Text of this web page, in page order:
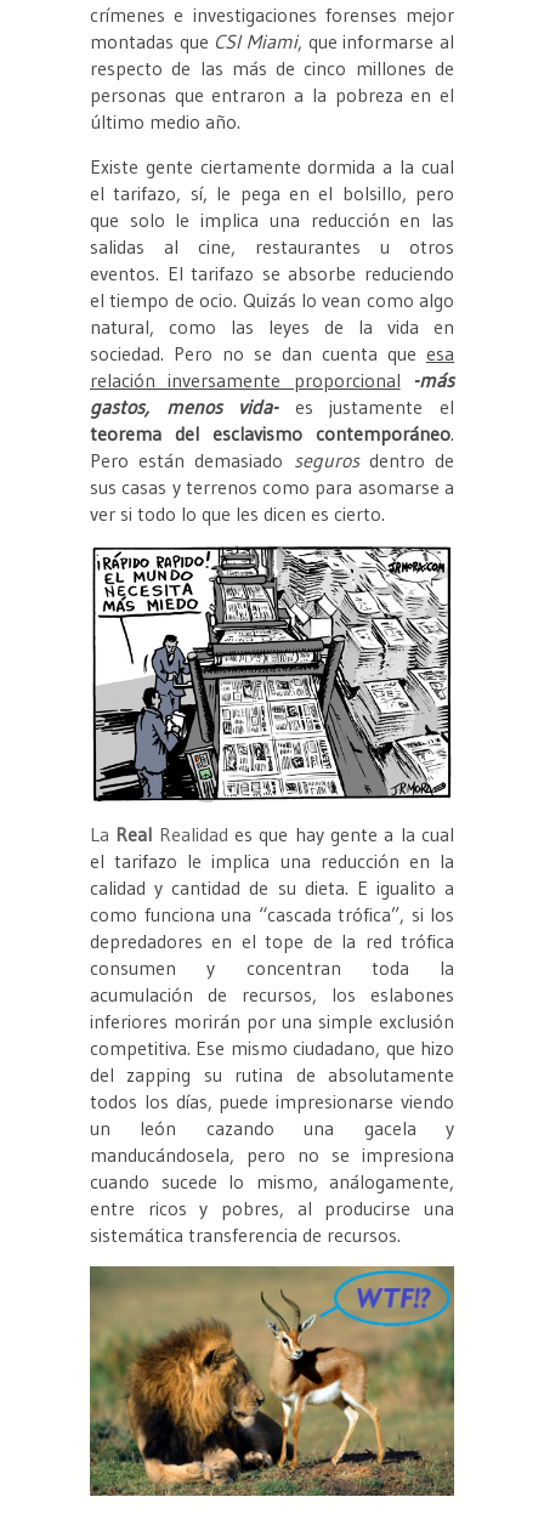
crímenes e investigaciones forenses mejor
montadas que CSI Miami, que informarse al
respecto de las más de cinco millones de
personas que entraron a la pobreza en el
último medio año.
Existe gente ciertamente dormida a la cual
el tarifazo, sí, le pega en el bolsillo, pero
que solo le implica una reducción en las
salidas al cine, restaurantes u otros
eventos. El tarifazo se absorbe reduciendo
el tiempo de ocio. Quizás lo vean como algo
natural, como las leyes de la vida en
sociedad. Pero no se dan cuenta que esa
relación inversamente proporcional -más
gastos, menos vida-es justamente el
teorema del esclavismo contemporáneo.
Pero están demasiado seguros dentro de
sus casas y terrenos como para asomarse a
ver si todo lo que les dicen es cierto.
La Real Realidad es que hay gente a la cual
el tarifazo le implica una reducción en la
calidad y cantidad de su dieta. E igualito a
como funciona una “cascada trófica”, si los
depredadores en el tope de la red trófica
consumen y concentran toda la
acumulación de recursos, los eslabones
inferiores morirán por una simple exclusión
competitiva. Ese mismo ciudadano, que hizo
del zapping su rutina de absolutamente
todos los días, puede impresionarse viendo
un león cazando una gacela y
manducándosela, pero no se impresiona
cuando sucede lo mismo, análogamente,
entre ricos y pobres, al producirse una
sistemática transferencia de recursos.